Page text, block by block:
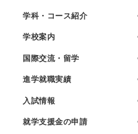
学科・コース紹介
学校案内
国際交流・留学
進学就職実績
入試情報
就学支援金の申請